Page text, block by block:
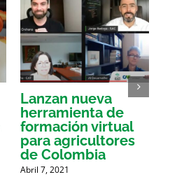
Lanzan nueva
herramienta de
formación virtual
para agricultores
de Colombia
Abril 7, 2021